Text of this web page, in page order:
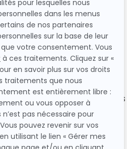
maison faciles et
dédiée aux goûters
toutes mes meilleures recettes
goûters gourmands pour
madeleines, pancakes,
bien d’autres douceurs.